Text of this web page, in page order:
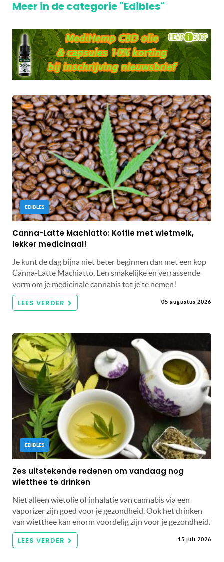
Meer in de categorie "Edibles"
EDIBLES
Canna-Latte Machiatto: Koffie met wietmelk,
lekker medicinaal!
Je kunt de dag bijna niet beter beginnen dan met een kop
Canna-Latte Machiatto. Een smakelijke en verrassende
vorm om je medicinale cannabis tot je te nemen!
LEES VERDER 05 augustus 2026
EDIBLES
Zes uitstekende redenen om vandaag nog
wietthee te drinken
Niet alleen wietolie of inhalatie van cannabis via een
vaporizer zijn goed voor je gezondheid. Ook het drinken
van wietthee kan enorm voordelig zijn voor je gezondheid.
LEES VERDER 15 juli 2026